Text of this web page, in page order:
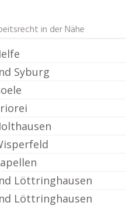
in der Nähe
Syburg
Löttringhausen
Löttringhausen